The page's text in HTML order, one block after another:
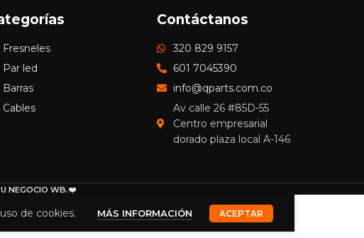
Fresneles
Par led
Barras
Cables
Contáctanos
320 829 9157
601 7045390
info@qparts.com.co
Av calle 26 #85D-55
Centro empresarial
dorado plaza local A-146
NEGOCIO WB.❤️
de cookies. MÁS INFORMACIÓN ACEPTAR